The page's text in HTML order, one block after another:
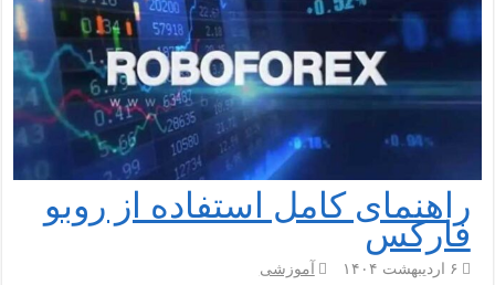
راهنمای کامل استفاده از روبو
فارکس
۶ اردیبهشت ۱۴۰۴ آموزشی